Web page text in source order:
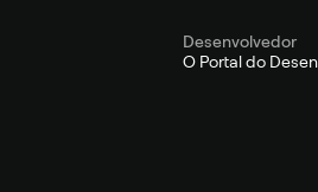
Desenvolvedor
O Portal do